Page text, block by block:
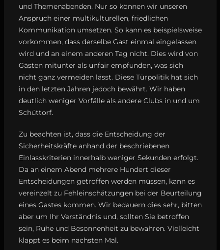
und Themenabenden. Nur so können wir unseren
Anspruch einer multikulturellen, friedlichen
Kommunikation umsetzen. So kann es beispielsweise
vorkommen, dass derselbe Gast einmal eingelassen
wird und an einem anderen Tag nicht. Dies wird von
Gästen mitunter als unfair empfunden, was sich
nicht ganz vermeiden lässt. Diese Türpolitik hat sich
in den letzten Jahren jedoch bewährt. Wir haben
deutlich weniger Vorfälle als andere Clubs in und um
Schüttorf.
Zu beachten ist, dass die Entscheidung der
Sicherheitskräfte anhand der beschriebenen
Einlasskriterien innerhalb weniger Sekunden erfolgt.
Da an einem Abend mehrere Hundert dieser
Entscheidungen getroffen werden müssen, kann es
vereinzelt zu Fehleinschätzungen bei der Beurteilung
eines Gastes kommen. Wir bedauern dies sehr, bitten
aber um Ihr Verständnis und, sollten Sie betroffen
sein, Ruhe und Besonnenheit zu bewahren. Vielleicht
klappt es beim nächsten Mal.